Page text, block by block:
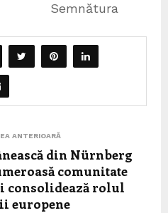
ANTERIOARĂ
din Nürnberg
comunitate
consolidează rolul
europene